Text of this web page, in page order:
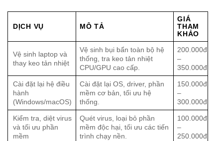
DỊCH VỤ MÔ TẢ
GIÁ
THAM
KHẢO
Vệ sinh laptop và
thay keo tản nhiệt
Vệ sinh bụi bẩn toàn bộ hệ
thống, tra keo tản nhiệt
CPU/GPU cao cấp.
200.000đ
–
350.000đ
Cài đặt lại hệ điều
hành
(Windows/macOS)
Cài đặt lại OS, driver, phần
mềm cơ bản, tối ưu hệ
thống.
150.000đ
–
300.000đ
Kiểm tra, diệt virus
và tối ưu phần
mềm
Quét virus, loại bỏ phần
mềm độc hại, tối ưu các tiến
trình chạy nền.
100.000đ
–
250.000đ